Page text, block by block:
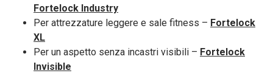
Fortelock Industry
Per attrezzature leggere e sale fitness – Fortelock
XL
Per un aspetto senza incastri visibili – Fortelock
Invisible